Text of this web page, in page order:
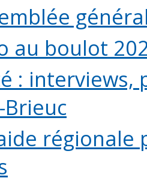
au boulot
:
régionale